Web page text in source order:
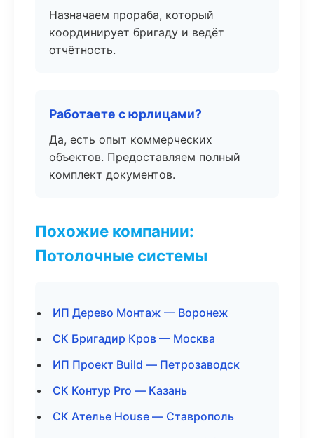
Назначаем прораба, который
координирует бригаду и ведёт
отчётность.
Работаете с юрлицами?
Да, есть опыт коммерческих
объектов. Предоставляем полный
комплект документов.
Похожие компании:
Потолочные системы
ИП Дерево Монтаж — Воронеж
СК Бригадир Кров — Москва
ИП Проект Build — Петрозаводск
СК Контур Pro — Казань
СК Ателье House — Ставрополь